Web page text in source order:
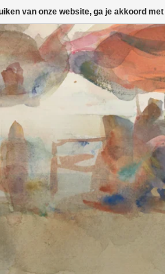
van onze website, ga je akkoord